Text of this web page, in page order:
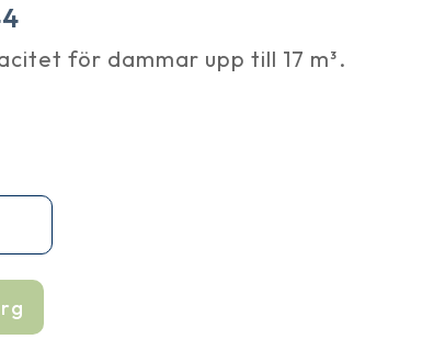
för dammar upp till 17 m³.